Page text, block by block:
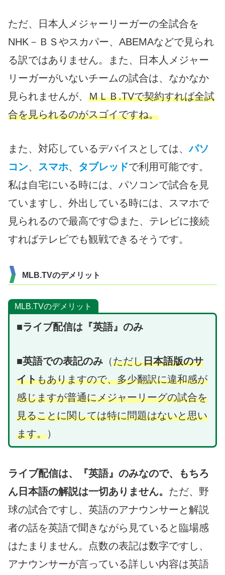
ただ、日本人メジャーリーガーの全試合を
NHK－ＢＳやスカパー、ABEMAなどで見られ
る訳ではありません。また、日本人メジャー
リーガーがいないチームの試合は、なかなか
見られませんが、 ＭＬＢ.TVで契約すれば全試
合を見られるのがスゴイですね。
また、対応しているデバイスとしては、パソ
コン、 スマホ、 タブレッドで利用可能です。
私は自宅にいる時には、パソコンで試合を見
ていますし、外出している時には、スマホで
見られるので最高です😊また、テレビに接続
すればテレビでも観戦できるそうです。
MLB.TVのデメリット
MLB.TVのデメリット
■ライブ配信は『英語』のみ
■英語での表記のみ （ただし日本語版のサ
イトもありますので、多少翻訳に違和感が
感じますが普通にメジャーリーグの試合を
見ることに関しては特に問題はないと思い
ます。）
ライブ配信は、『英語』のみなので、もちろ
ん日本語の解説は一切ありません。 ただ、野
球の試合ですし、英語のアナウンサーと解説
者の話を英語で聞きながら見ていると臨場感
はたまりません。点数の表記は数字ですし、
アナウンサーが言っている詳しい内容は英語